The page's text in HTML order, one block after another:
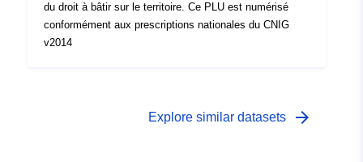
du droit à bâtir sur le territoire. Ce PLU est numérisé
conformément aux prescriptions nationales du CNIG
v2014
Explore similar datasets arrow_forward